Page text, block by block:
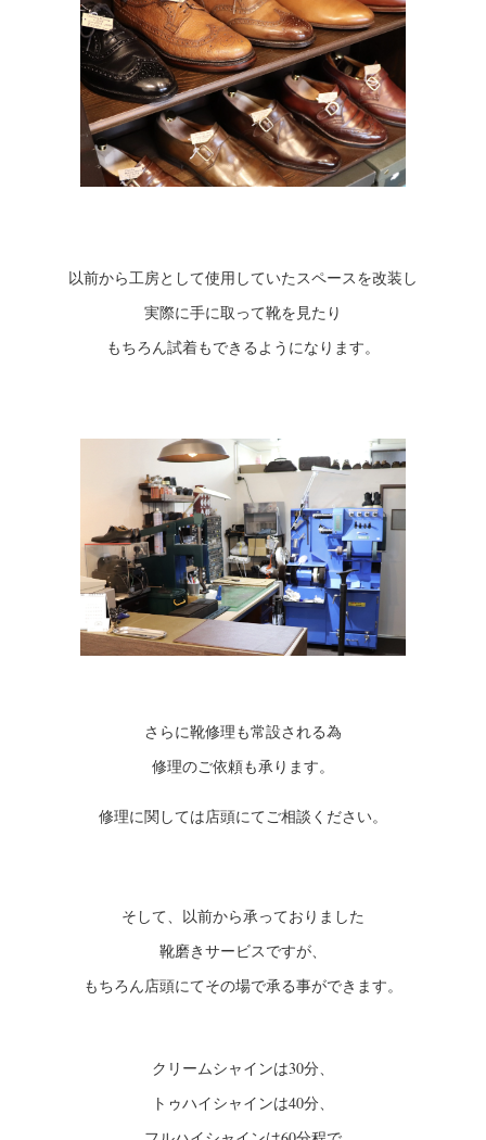
以前から工房として使用していたスペースを改装し
実際に手に取って靴を見たり
もちろん試着もできるようになります。
さらに靴修理も常設される為
修理のご依頼も承ります。
修理に関しては店頭にてご相談ください。
そして、以前から承っておりました
靴磨きサービスですが、
もちろん店頭にてその場で承る事ができます。
クリームシャインは30分、
トゥハイシャインは40分、